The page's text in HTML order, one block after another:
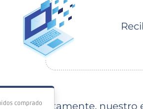
Inmediatamente, nuestro